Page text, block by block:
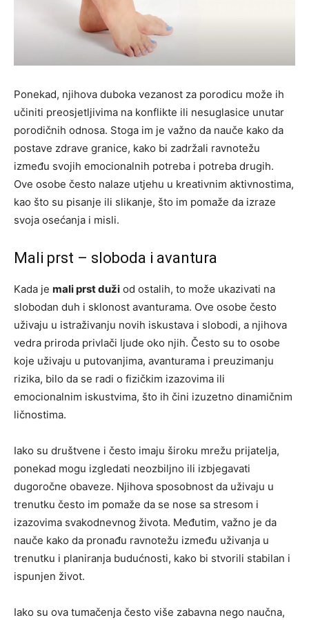
Ponekad, njihova duboka vezanost za porodicu može ih
učiniti preosjetljivima na konflikte ili nesuglasice unutar
porodičnih odnosa. Stoga im je važno da nauče kako da
postave zdrave granice, kako bi zadržali ravnotežu
između svojih emocionalnih potreba i potreba drugih.
Ove osobe često nalaze utjehu u kreativnim aktivnostima,
kao što su pisanje ili slikanje, što im pomaže da izraze
svoja osećanja i misli.
Mali prst – sloboda i avantura
Kada je mali prst duži od ostalih, to može ukazivati na
slobodan duh i sklonost avanturama. Ove osobe često
uživaju u istraživanju novih iskustava i slobodi, a njihova
vedra priroda privlači ljude oko njih. Često su to osobe
koje uživaju u putovanjima, avanturama i preuzimanju
rizika, bilo da se radi o fizičkim izazovima ili
emocionalnim iskustvima, što ih čini izuzetno dinamičnim
ličnostima.
Iako su društvene i često imaju široku mrežu prijatelja,
ponekad mogu izgledati neozbiljno ili izbjegavati
dugoročne obaveze. Njihova sposobnost da uživaju u
trenutku često im pomaže da se nose sa stresom i
izazovima svakodnevnog života. Međutim, važno je da
nauče kako da pronađu ravnotežu između uživanja u
trenutku i planiranja budućnosti, kako bi stvorili stabilan i
ispunjen život.
Iako su ova tumačenja često više zabavna nego naučna,